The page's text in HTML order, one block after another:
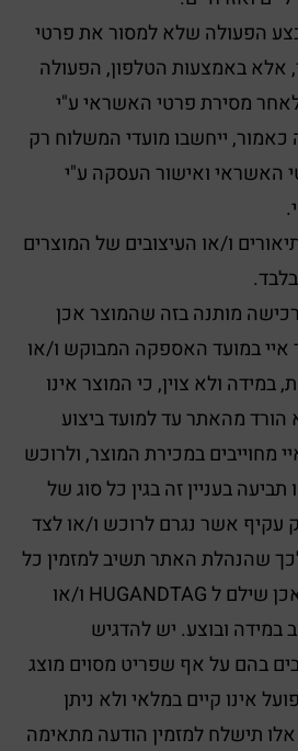
הפעולה שלא למסור את פרטי
באמצעות הטלפון, הפעולה
מסירת פרטי האשראי ע"י
ייחשבו מועדי המשלוח רק
האשראי ואישור העסקה ע"י
התיאורים ו/או העיצובים של המוצרים
הרכישה מותנה בזה שהמוצר אכן
איי במועד האספקה המבוקש ו/או
ולא צוין, כי המוצר אינו
הורד מהאתר עד למועד ביצוע
מחוייבים במכירת המוצר, ולרוכש
בעניין זה בגין כל סוג של
עקיף אשר נגרם לרוכש ו/או לצד
שהנהלת האתר תשיב למזמין כל
סכום ששילם במידה ואכן שילם ל HUGANDTAG ו/או
במידה ובוצע. יש להדגיש
בהם על אף שפריט מסוים מוצג
אינו קיים במלאי ולא ניתן
תישלח למזמין הודעה מתאימה